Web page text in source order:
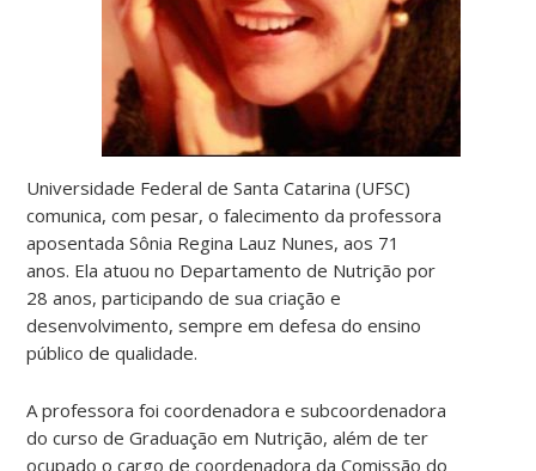
Universidade Federal de Santa Catarina (UFSC)
comunica, com pesar, o falecimento da professora
aposentada Sônia Regina Lauz Nunes, aos 71
anos. Ela atuou no Departamento de Nutrição por
28 anos, participando de sua criação e
desenvolvimento, sempre em defesa do ensino
público de qualidade.
A professora foi coordenadora e subcoordenadora
do curso de Graduação em Nutrição, além de ter
ocupado o cargo de coordenadora da Comissão do